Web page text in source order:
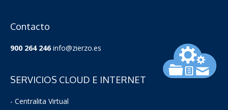
Contacto
900 264 246info@zierzo.es
SERVICIOS CLOUD E INTERNET
- Centralita Virtual